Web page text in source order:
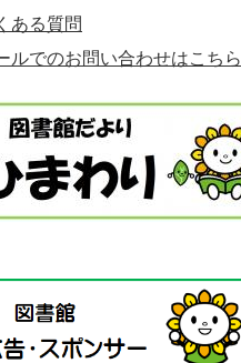
ある質問
ルでのお問い合わせはこちら